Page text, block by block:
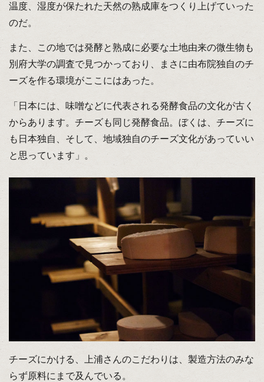
温度、湿度が保たれた天然の熟成庫をつくり上げていった
のだ。
また、この地では発酵と熟成に必要な土地由来の微生物も
別府大学の調査で見つかっており、まさに由布院独自のチ
ーズを作る環境がここにはあった。
「日本には、味噌などに代表される発酵食品の文化が古く
からあります。チーズも同じ発酵食品。ぼくは、チーズに
も日本独自、そして、地域独自のチーズ文化があっていい
と思っています」。
チーズにかける、上浦さんのこだわりは、製造方法のみな
らず原料にまで及んでいる。